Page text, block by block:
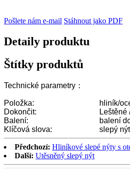
Pošlete nám e-mail Stáhnout jako PDF
Detaily produktu
Štítky produktů
Technické parametry：
Položka:
hliník/
Dokončit:
Leštěné
Balení:
balení
Klíčová slova:
slepý
Předchozí: Hliníkové slepé nýty s
Další: Utěsněný slepý nýt